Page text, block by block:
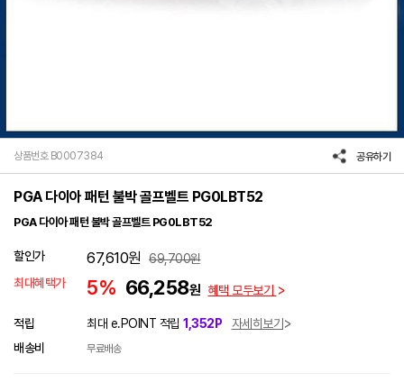
상품번호 B0007384 공유하기
PGA 다이아 패턴 불박 골프벨트 PG0LBT52
PGA 다이아 패턴 불박 골프벨트 PG0LBT52
할인가 67,610원 69,700원
최대혜택가
5% 66,258원 혜택 모두보기
적립 최대 e.POINT 적립 1,352P
자세히보기
배송비
무료배송